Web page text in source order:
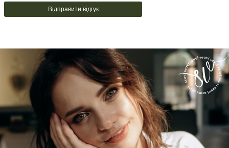
Відправити відгук